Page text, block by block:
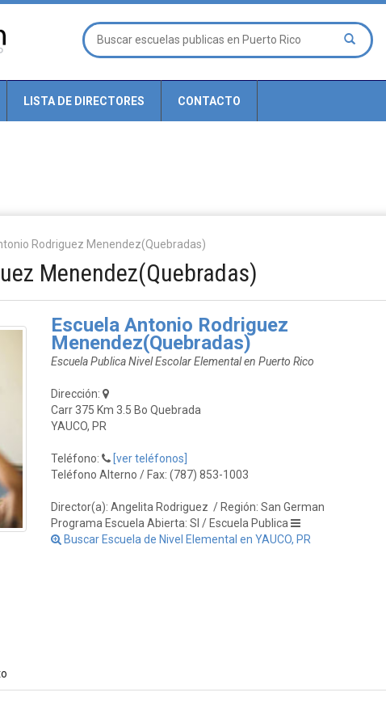
LISTA DE DIRECTORES CONTACTO
Rodriguez Menendez(Quebradas)
Menendez(Quebradas)
Escuela Antonio Rodriguez
Menendez(Quebradas)
Escuela Publica Nivel Escolar Elemental en Puerto Rico
Dirección:
Carr 375 Km 3.5 Bo Quebrada
YAUCO, PR
Teléfono:
[ver teléfonos]
Teléfono Alterno / Fax: (787) 853-1003
Director(a): Angelita Rodriguez / Región: San German
Programa Escuela Abierta: SI / Escuela Publica
Buscar Escuela de Nivel Elemental en YAUCO, PR